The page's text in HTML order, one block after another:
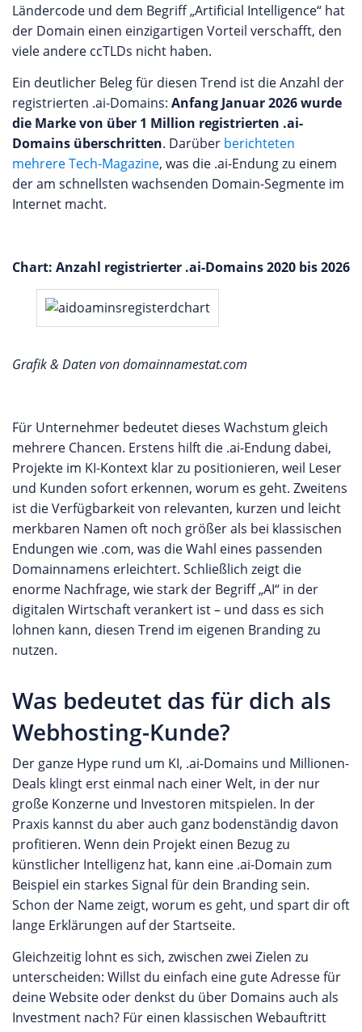
Ländercode und dem Begriff „Artificial Intelligence“ hat
der Domain einen einzigartigen Vorteil verschafft, den
viele andere ccTLDs nicht haben.
Ein deutlicher Beleg für diesen Trend ist die Anzahl der
registrierten .ai-Domains: Anfang Januar 2026 wurde
die Marke von über 1 Million registrierten .ai-
Domains überschritten. Darüber berichteten
mehrere Tech-Magazine, was die .ai-Endung zu einem
der am schnellsten wachsenden Domain-Segmente im
Internet macht.
Chart: Anzahl registrierter .ai-Domains 2020 bis 2026
Grafik & Daten von domainnamestat.com
Für Unternehmer bedeutet dieses Wachstum gleich
mehrere Chancen. Erstens hilft die .ai-Endung dabei,
Projekte im KI-Kontext klar zu positionieren, weil Leser
und Kunden sofort erkennen, worum es geht. Zweitens
ist die Verfügbarkeit von relevanten, kurzen und leicht
merkbaren Namen oft noch größer als bei klassischen
Endungen wie .com, was die Wahl eines passenden
Domainnamens erleichtert. Schließlich zeigt die
enorme Nachfrage, wie stark der Begriff „AI“ in der
digitalen Wirtschaft verankert ist – und dass es sich
lohnen kann, diesen Trend im eigenen Branding zu
nutzen.
Was bedeutet das für dich als
Webhosting-Kunde?
Der ganze Hype rund um KI, .ai-Domains und Millionen-
Deals klingt erst einmal nach einer Welt, in der nur
große Konzerne und Investoren mitspielen. In der
Praxis kannst du aber auch ganz bodenständig davon
profitieren. Wenn dein Projekt einen Bezug zu
künstlicher Intelligenz hat, kann eine .ai-Domain zum
Beispiel ein starkes Signal für dein Branding sein.
Schon der Name zeigt, worum es geht, und spart dir oft
lange Erklärungen auf der Startseite.
Gleichzeitig lohnt es sich, zwischen zwei Zielen zu
unterscheiden: Willst du einfach eine gute Adresse für
deine Website oder denkst du über Domains auch als
Investment nach? Für einen klassischen Webauftritt